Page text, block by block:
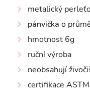
metalický
pánvička o
hmotnost 6g
ruční výroba
neobsahují
certifikace